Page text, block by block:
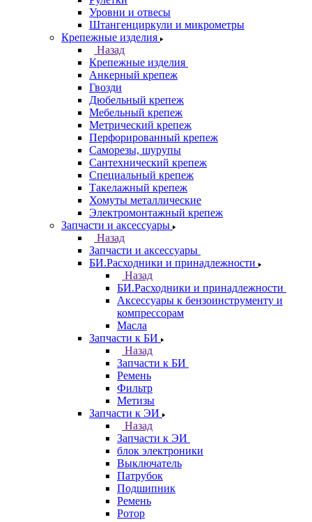
Уровни и отвесы
Штангенциркули и микрометры
Крепежные изделия
Назад
Крепежные изделия
Анкерный крепеж
Гвозди
Дюбельный крепеж
Мебельный крепеж
Метрический крепеж
Перфорированный крепеж
Саморезы, шурупы
Сантехнический крепеж
Специальный крепеж
Такелажный крепеж
Хомуты металлические
Электромонтажный крепеж
Запчасти и аксессуары
Назад
Запчасти и аксессуары
БИ.Расходники и принадлежности
Назад
БИ.Расходники и принадлежности
Аксессуары к бензоинструменту и
компрессорам
Масла
Запчасти к БИ
Назад
Запчасти к БИ
Ремень
Фильтр
Метизы
Запчасти к ЭИ
Назад
Запчасти к ЭИ
блок электроники
Выключатель
Патрубок
Подшипник
Ремень
Ротор